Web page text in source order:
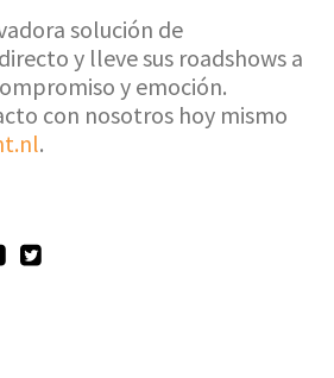
solución de
y lleve sus roadshows a
y emoción.
con nosotros hoy mismo
.